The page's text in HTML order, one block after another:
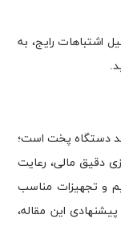
اشتباهات رایج، به
دستگاه پخت است؛
دقیق مالی، رعایت
و تجهیزات مناسب
این مقاله،